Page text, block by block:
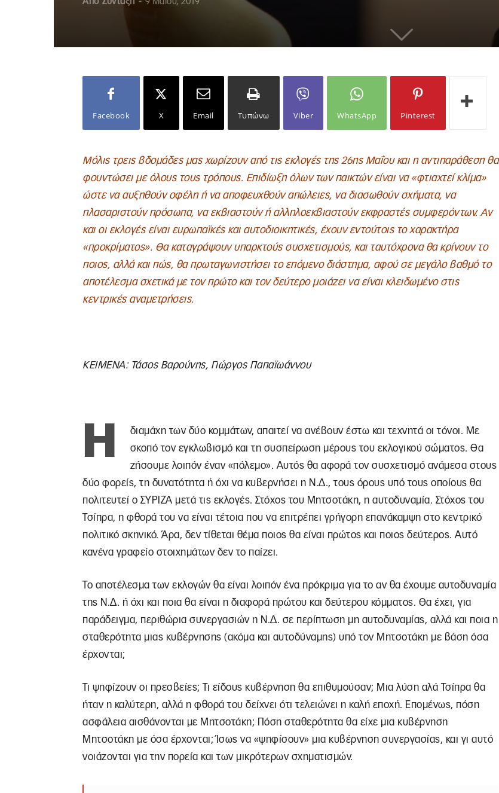
Facebook X Email Τυπώνω Viber WhatsApp Pinterest
Μόλις τρεις βδομάδες μας χωρίζουν από τις εκλογές της 26ης Μαΐου και η αντιπαράθεση θα
φουντώσει με όλους τους τρόπους. Επιδίωξη όλων των παικτών είναι να «φτιαχτεί κλίμα»
ώστε να αυξηθούν οφέλη ή να αποφευχθούν απώλειες, να διασωθούν σχήματα, να
πλασαριστούν πρόσωπα, να εκβιαστούν ή αλληλοεκβιαστούν εκφραστές συμφερόντων. Αν
και οι εκλογές είναι ευρωπαϊκές και αυτοδιοικητικές, έχουν εντούτοις το χαρακτήρα
«προκρίματος». Θα καταγράψουν υπαρκτούς συσχετισμούς, και ταυτόχρονα θα κρίνουν το
ποιος, αλλά και πώς, θα πρωταγωνιστήσει το επόμενο διάστημα, αφού σε μεγάλο βαθμό το
αποτέλεσμα σχετικά με τον πρώτο και τον δεύτερο μοιάζει να είναι κλειδωμένο στις
κεντρικές αναμετρήσεις.
ΚΕΙΜΕΝΑ: Τάσος Βαρούνης, Γιώργος Παπαϊωάννου
Η
διαμάχη των δύο κομμάτων, απαιτεί να ανέβουν έστω και τεχνητά οι τόνοι. Με
σκοπό τον εγκλωβισμό και τη συσπείρωση μέρους του εκλογικού σώματος. Θα
ζήσουμε λοιπόν έναν «πόλεμο». Αυτός θα αφορά τον συσχετισμό ανάμεσα στους
δύο φορείς, τη δυνατότητα ή όχι να κυβερνήσει η Ν.Δ., τους όρους υπό τους οποίους θα
πολιτευτεί ο ΣΥΡΙΖΑ μετά τις εκλογές. Στόχος του Μητσοτάκη, η αυτοδυναμία. Στόχος του
Τσίπρα, η φθορά του να είναι τέτοια που να επιτρέπει γρήγορη επανάκαμψη στο κεντρικό
πολιτικό σκηνικό. Άρα, δεν τίθεται θέμα ποιος θα είναι πρώτος και ποιος δεύτερος. Αυτό
κανένα γραφείο στοιχημάτων δεν το παίζει.
Το αποτέλεσμα των εκλογών θα είναι λοιπόν ένα πρόκριμα για το αν θα έχουμε αυτοδυναμία
της Ν.Δ. ή όχι και ποια θα είναι η διαφορά πρώτου και δεύτερου κόμματος. Θα έχει, για
παράδειγμα, περιθώρια συνεργασιών η Ν.Δ. σε περίπτωση μη αυτοδυναμίας, αλλά και ποια η
σταθερότητα μιας κυβέρνησης (ακόμα και αυτοδύναμης) υπό τον Μητσοτάκη με βάση όσα
έρχονται;
Τι ψηφίζουν οι πρεσβείες; Τι είδους κυβέρνηση θα επιθυμούσαν; Μια λύση αλά Τσίπρα θα
ήταν η καλύτερη, αλλά η φθορά του δείχνει ότι τελειώνει η καλή εποχή. Επομένως, πόση
ασφάλεια αισθάνονται με Μητσοτάκη; Πόση σταθερότητα θα είχε μια κυβέρνηση
Μητσοτάκη με όσα έρχονται; Ίσως να «ψηφίσουν» μια κυβέρνηση συνεργασίας, και γι αυτό
νοιάζονται για την πορεία και των μικρότερων σχηματισμών.